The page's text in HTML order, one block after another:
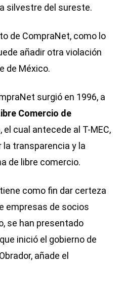
silvestre del sureste.
de CompraNet, como lo
añadir otra violación
de México.
surgió en 1996, a
Comercio de
, el cual antecede al T-MEC,
la transparencia y la
de libre comercio.
como fin dar certeza
empresas de socios
se han presentado
inició el gobierno de
añade el